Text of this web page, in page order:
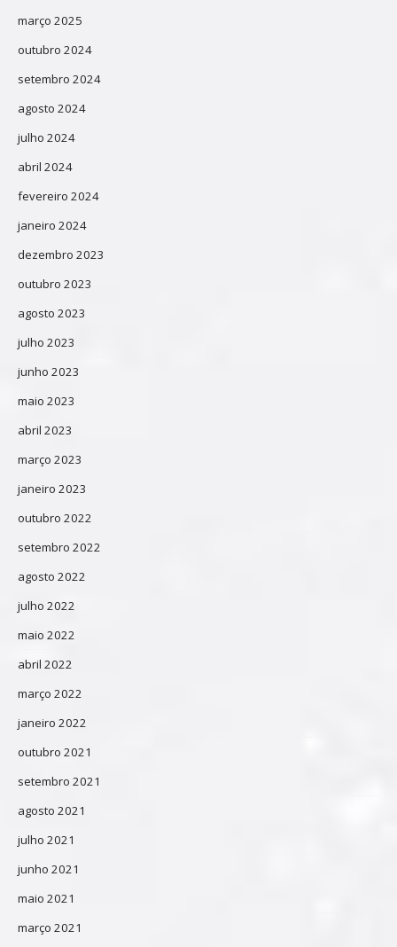
março 2025
outubro 2024
setembro 2024
agosto 2024
julho 2024
abril 2024
fevereiro 2024
janeiro 2024
dezembro 2023
outubro 2023
agosto 2023
julho 2023
junho 2023
maio 2023
abril 2023
março 2023
janeiro 2023
outubro 2022
setembro 2022
agosto 2022
julho 2022
maio 2022
abril 2022
março 2022
janeiro 2022
outubro 2021
setembro 2021
agosto 2021
julho 2021
junho 2021
maio 2021
março 2021